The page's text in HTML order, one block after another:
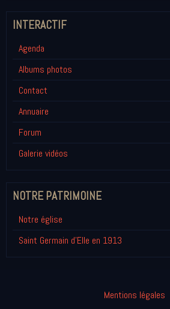
INTERACTIF
Agenda
Albums photos
Contact
Annuaire
Forum
Galerie vidéos
NOTRE PATRIMOINE
Notre église
Saint Germain d'Elle en 1913
Mentions légales